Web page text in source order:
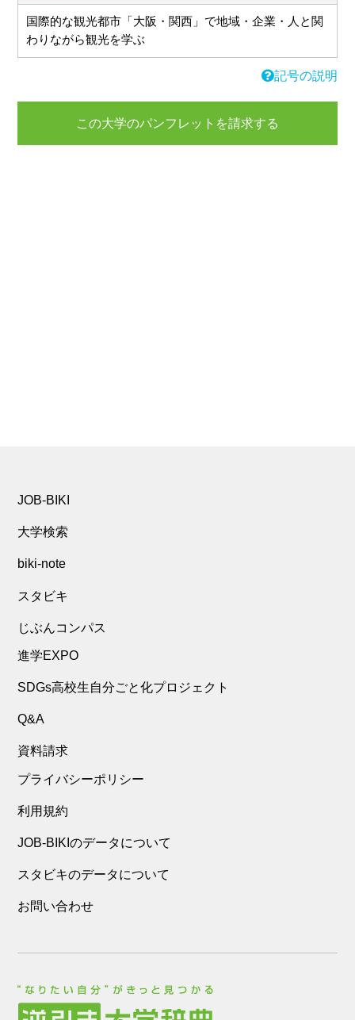
国際的な観光都市「大阪・関西」で地域・企業・人と関
わりながら観光を学ぶ
記号の説明
この大学のパンフレットを請求する
JOB-BIKI
大学検索
biki-note
スタビキ
じぶんコンパス
進学EXPO
SDGs高校生自分ごと化プロジェクト
Q&A
資料請求
プライバシーポリシー
利用規約
JOB-BIKIのデータについて
スタビキのデータについて
お問い合わせ